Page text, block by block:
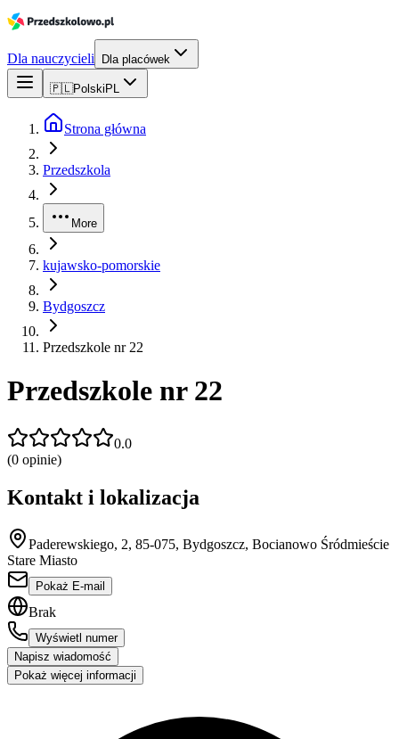
Dla nauczycieli Dla placówek
🇵🇱Polski PL
Strona główna
Przedszkola
More
kujawsko-pomorskie
Bydgoszcz
Przedszkole nr 22
Przedszkole nr 22
0.0
(0 opinie)
Kontakt i lokalizacja
Paderewskiego, 2, 85-075, Bydgoszcz, Bocianowo Śródmieście
Stare Miasto
Pokaż E-mail
Brak
Wyświetl numer
Napisz wiadomość
Pokaż więcej informacji